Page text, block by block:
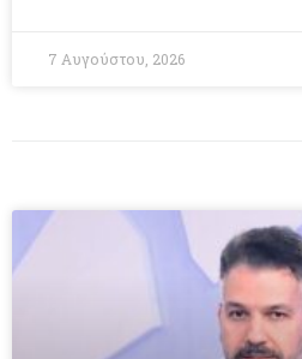
7 Αυγούστου, 2026